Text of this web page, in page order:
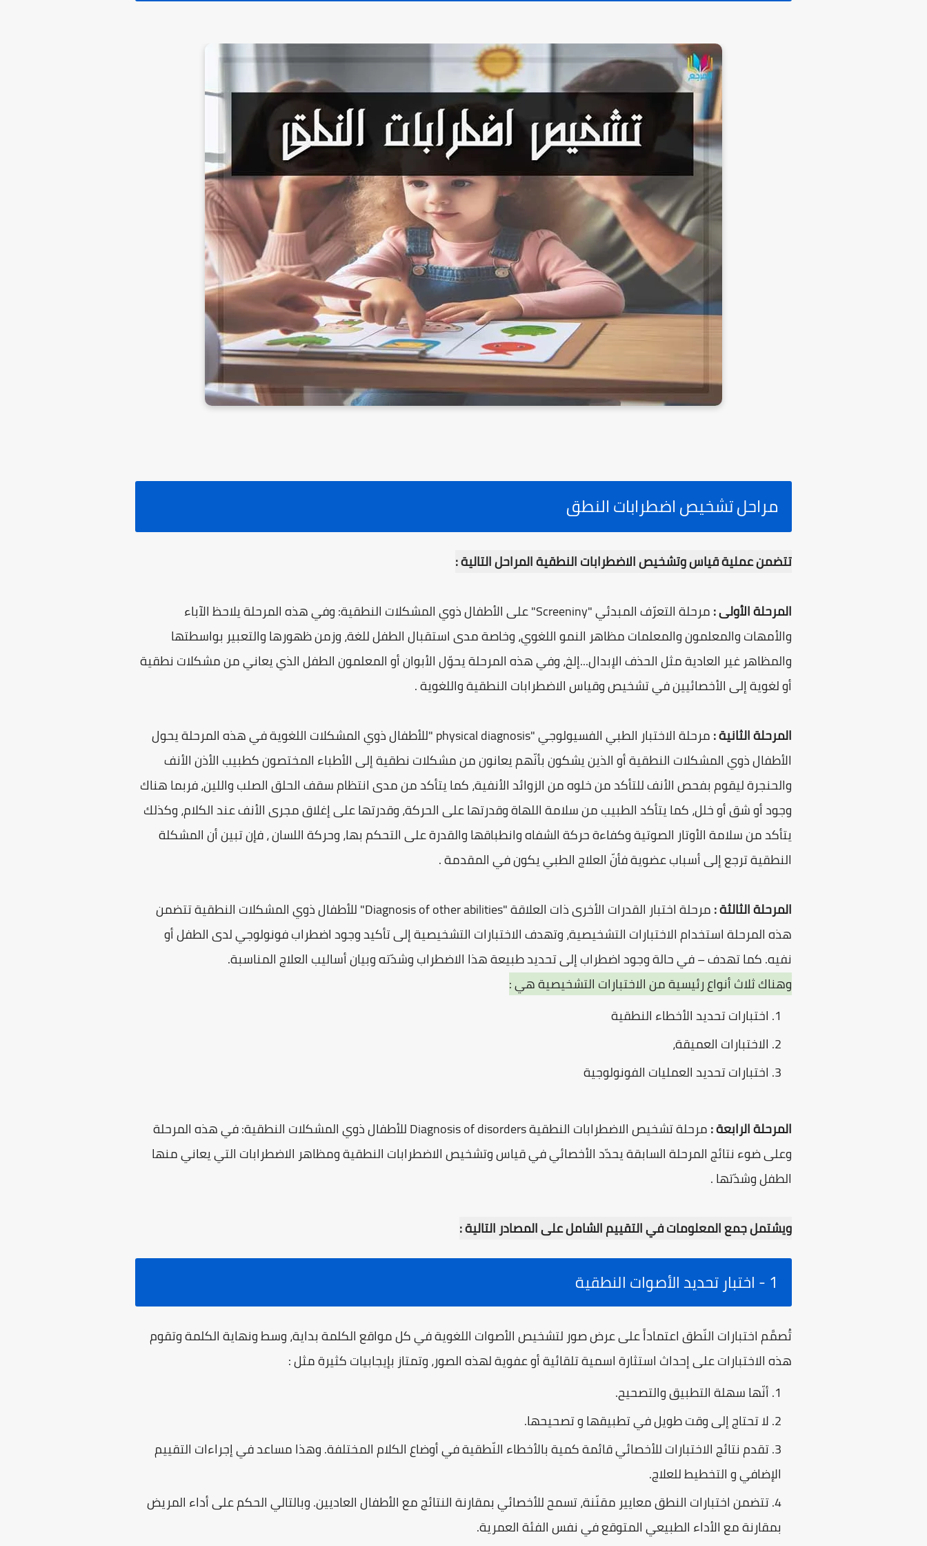
مراحل تشخيص اضطرابات النطق
تتضمن عملية قياس وتشخيص الاضطرابات النطقية المراحل التالية :
المرحلة الأولى :
مرحلة التعرّف المبدئي "Screeniny" على الأطفال ذوي المشكلات النطقية: وفي هذه المرحلة يلاحظ الآباء
والأمهات والمعلمون والمعلمات مظاهر النمو اللغوي، وخاصة مدى استقبال الطفل للغة، وزمن ظهورها والتعبير بواسطتها
والمظاهر غير العادية مثل الحذف الإبدال...إلخ، وفي هذه المرحلة يحوّل الأبوان أو المعلمون الطفل الذي يعاني من مشكلات نطقية
أو لغوية إلى الأخصائيين في تشخيص وقياس الاضطرابات النطقية واللغوية .
المرحلة الثانية :
مرحلة الاختبار الطبي الفسيولوجي "physical diagnosis "للأطفال ذوي المشكلات اللغوية في هذه المرحلة يحول
الأطفال ذوي المشكلات النطقية أو الذين يشكون بأنّهم يعانون من مشكلات نطقية إلى الأطباء المختصون كطبيب الأذن الأنف
والحنجرة ليقوم بفحص الأنف للتأكد من خلوه من الزوائد الأنفية، كما يتأكد من مدى انتظام سقف الحلق الصلب واللين، فربما هناك
وجود أو شق أو خلل، كما يتأكد الطبيب من سلامة اللهاة وقدرتها على الحركة، وقدرتها على إغلاق مجرى الأنف عند الكلام، وكذلك
يتأكد من سلامة الأوتار الصوتية وكفاءة حركة الشفاه وانطباقها والقدرة على التحكم بها، وحركة اللسان ، فإن تبين أن المشكلة
النطقية ترجع إلى أسباب عضوية فأنّ العلاج الطبي يكون في المقدمة .
المرحلة الثالثة :
مرحلة اختبار القدرات الأخرى ذات العلاقة "Diagnosis of other abilities" للأطفال ذوي المشكلات النطقية تتضمن
هذه المرحلة استخدام الاختبارات التشخيصية، وتهدف الاختبارات التشخيصية إلى تأكيد وجود اضطراب فونولوجي لدى الطفل أو
نفيه. كما تهدف – في حالة وجود اضطراب إلى تحديد طبيعة هذا الاضطراب وشدّته وبيان أساليب العلاج المناسبة.
وهناك ثلاث أنواع رئيسية من الاختبارات التشخيصية هي :
اختبارات تحديد الأخطاء النطقية
الاختبارات العميقة،
اختبارات تحديد العمليات الفونولوجية
المرحلة الرابعة :
مرحلة تشخيص الاضطرابات النطقية Diagnosis of disorders للأطفال ذوي المشكلات النطقية: في هذه المرحلة
وعلى ضوء نتائج المرحلة السابقة يحدّد الأخصائي في قياس وتشخيص الاضطرابات النطقية ومظاهر الاضطرابات التي يعاني منها
الطفل وشدّتها .
ويشتمل جمع المعلومات في التقييم الشامل على المصادر التالية :
1 - اختبار تحديد الأصوات النطقية
تُصمَّم اختبارات النّطق اعتماداً على عرض صور لتشخيص الأصوات اللغوية في كل مواقع الكلمة بداية، وسط ونهاية الكلمة وتقوم
هذه الاختبارات على إحداث استثارة اسمية تلقائية أو عفوية لهذه الصور، وتمتاز بإيجابيات كثيرة مثل :
أنّها سهلة التطبيق والتصحيح.
لا تحتاج إلى وقت طويل في تطبيقها و تصحيحها.
تقدم نتائج الاختبارات للأخصائي قائمة كمية بالأخطاء النّطقية في أوضاع الكلام المختلفة. وهذا مساعد في إجراءات التقييم
الإضافي و التخطيط للعلاج.
تتضمن اختبارات النطق معايير مقنّنة، تسمح للأخصائي بمقارنة النتائج مع الأطفال العاديين. وبالتالي الحكم على أداء المريض
بمقارنة مع الأداء الطبيعي المتوقع في نفس الفئة العمرية.